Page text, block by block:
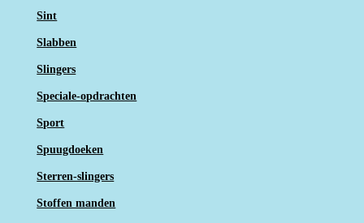
Sint
Slabben
Slingers
Speciale-opdrachten
Sport
Spuugdoeken
Sterren-slingers
Stoffen manden